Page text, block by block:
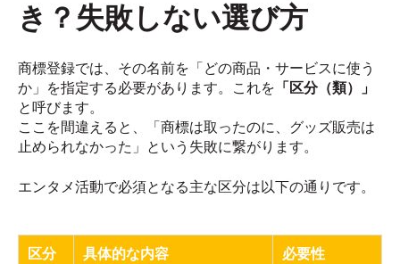
き？失敗しない選び方
商標登録では、その名前を「どの商品・サービスに使う
か」を指定する必要があります。これを 「区分（類）」
と呼びます。
ここを間違えると、「商標は取ったのに、グッズ販売は
止められなかった」という失敗に繋がります。
エンタメ活動で必須となる主な区分は以下の通りです。
区分 具体的な内容 必要性